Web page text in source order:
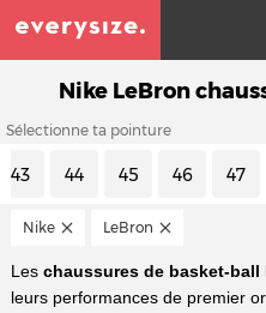
Nike LeBron
Sélectionne ta pointure
43 44 45 46 47
Nike LeBron
Les chaussures de basket-ball
leurs performances de premier